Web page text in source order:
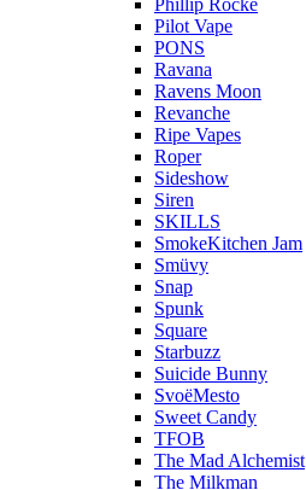
Pilot Vape
PONS
Ravana
Ravens Moon
Revanche
Ripe Vapes
Roper
Sideshow
Siren
SKILLS
SmokeKitchen Jam
Smüvy
Snap
Spunk
Square
Starbuzz
Suicide Bunny
SvoёMesto
Sweet Candy
TFOB
The Mad Alchemist
The Milkman